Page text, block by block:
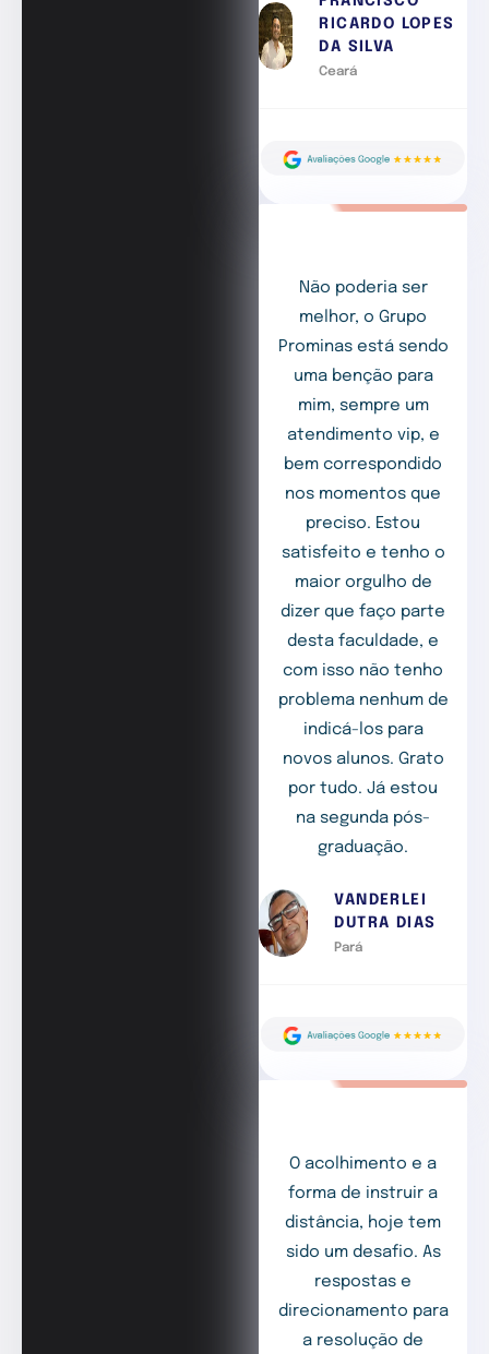
RICARDO LOPES
DA SILVA
Ceará
Não poderia ser
melhor, o Grupo
Prominas está sendo
uma benção para
mim, sempre um
atendimento vip, e
bem correspondido
nos momentos que
preciso. Estou
satisfeito e tenho o
maior orgulho de
dizer que faço parte
desta faculdade, e
com isso não tenho
problema nenhum de
indicá-los para
novos alunos. Grato
por tudo. Já estou
na segunda pós-
graduação.
VANDERLEI
DUTRA DIAS
Pará
O acolhimento e a
forma de instruir a
distância, hoje tem
sido um desafio. As
respostas e
direcionamento para
a resolução de